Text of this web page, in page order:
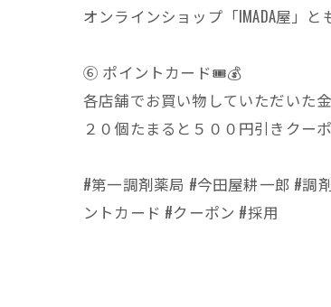
オンラインショップ「IMADA屋」
⑥ ポイントカード🎟️💰
各店舗でお買い物していただいた
２０個たまると５００円引きクー
#第一調剤薬局 #今田屋耕一郎 #調
ントカード #クーポン #採用